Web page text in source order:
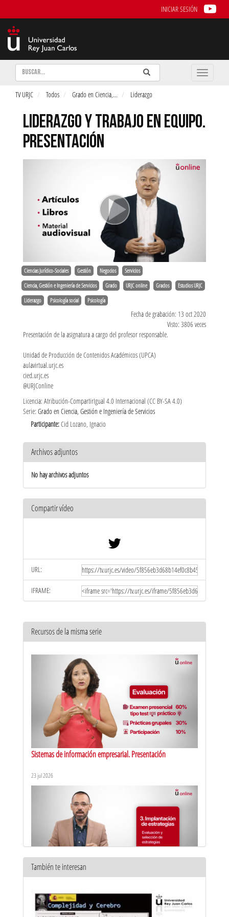
INICIAR SESIÓN
Buscar Enviar
Buscar
Toggle
TV URJC Todos Grado en Ciencia,... Liderazgo
LIDERAZGO Y TRABAJO EN EQUIPO.
PRESENTACIÓN
Ciencias Jurídico-Sociales Gestión Negocios Servicios
Ciencia, Gestión e Ingeniería de Servicios Grado URJC online Grados Estudios URJC
Liderazgo Psicología social Psicología
Fecha de grabación: 13 oct 2020
Visto: 3806 veces
Presentación de la asignatura a cargo del profesor responsable.
Unidad de Producción de Contenidos Académicos (UPCA)
aulavirtual.urjc.es
cied.urjc.es
@URJConline
Licencia: Atribución-CompartirIgual 4.0 Internacional (CC BY-SA 4.0)
Serie: Grado en Ciencia, Gestión e Ingeniería de Servicios
Participante:Cid Lozano, Ignacio
Archivos adjuntos
No hay archivos adjuntos
Compartir vídeo
URL:
IFRAME:
Recursos de la misma serie
Sistemas de información empresarial. Presentación
23 jul 2026
orientada a servicios. Presentación
14 jul 2026
También te interesan